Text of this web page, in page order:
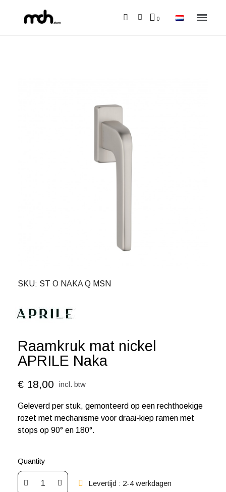
SKU ST O NAKA Q MSN
Raamkruk mat nickel
APRILE Naka
€ 18,00 incl. btw
Geleverd per stuk, gemonteerd op een rechthoekige
rozet met mechanisme voor draai-kiep ramen met
stops op 90° en 180°.
Quantity
Levertijd : 2-4 werkdagen